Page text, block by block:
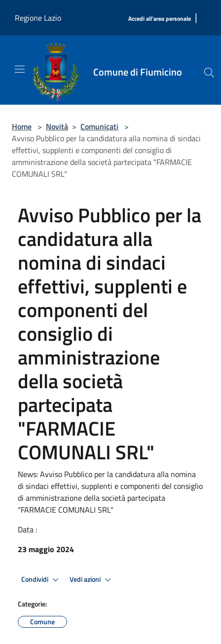
Regione Lazio
Accedi all'area personale |
Comune di Fiumicino
Home > Novità > Comunicati >
Avviso Pubblico per la candidatura alla nomina di sindaci
effettivi, supplenti e componenti del consiglio di
amministrazione della società partecipata "FARMACIE
COMUNALI SRL"
Avviso Pubblico per la
candidatura alla
nomina di sindaci
effettivi, supplenti e
componenti del
consiglio di
amministrazione
della società
partecipata
"FARMACIE
COMUNALI SRL"
News: Avviso Pubblico per la candidatura alla nomina
di sindaci effettivi, supplenti e componenti del consiglio
di amministrazione della società partecipata
"FARMACIE COMUNALI SRL"
Data :
23 maggio 2024
Condividi Vedi azioni
Categorie:
Comune